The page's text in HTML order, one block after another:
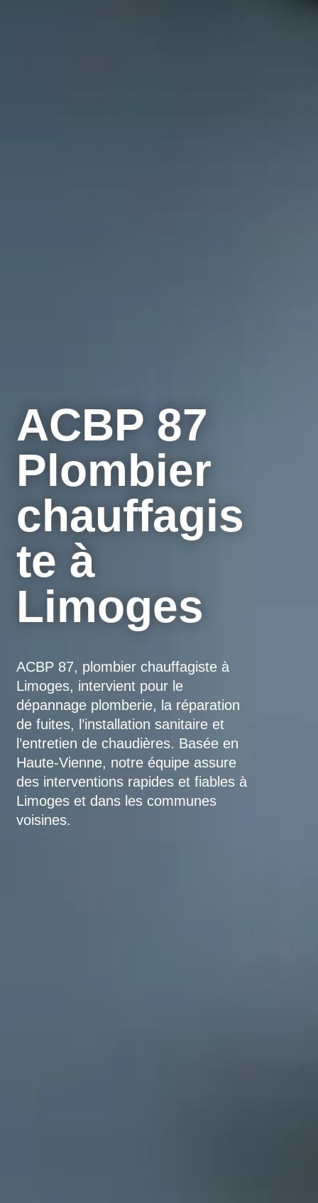
ACBP 87
Plombier
chauffagis
te à
Limoges
ACBP 87, plombier chauffagiste à
Limoges, intervient pour le
dépannage plomberie, la réparation
de fuites, l’installation sanitaire et
l’entretien de chaudières. Basée en
Haute-Vienne, notre équipe assure
des interventions rapides et fiables à
Limoges et dans les communes
voisines.